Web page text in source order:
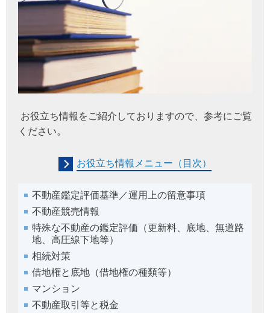
お役立ち情報をご紹介しておりますので、参考にご覧
ください。
お役立ち情報メニュー（目次）
不動産鑑定評価基準／運用上の留意事項
不動産競売情報
特殊な不動産の鑑定評価（更新料、底地、無道路
地、高圧線下地等）
相続対策
借地権と底地（借地権の種類等）
マンション
不動産取引等と税金